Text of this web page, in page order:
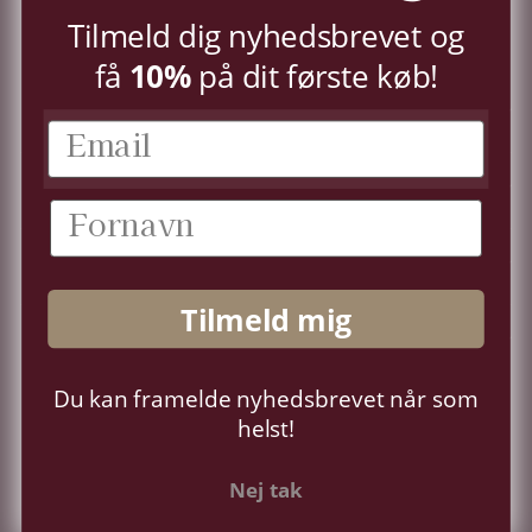
TILMELD
OM OS
Sprog
Dansk
Tilmeld dig nyhedsbrevet og
få 10%på dit første køb!
Tilmeld mig
Du kan framelde nyhedsbrevet når som
helst!
Nej tak